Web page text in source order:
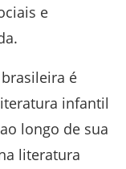
e
é
infantil
longo de sua
literatura